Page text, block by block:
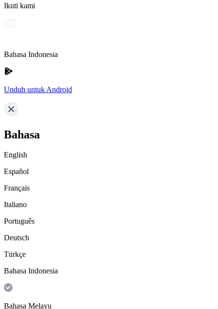
Ikuti kami
Bahasa Indonesia
Unduh untuk Android
Bahasa
English
Español
Français
Italiano
Português
Deutsch
Türkçe
Bahasa Indonesia
Bahasa Melayu